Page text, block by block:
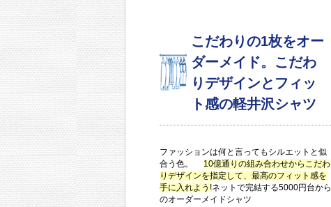
こだわりの1枚をオー
ダーメイド。こだわ
りデザインとフィッ
ト感の軽井沢シャツ
ファッションは何と言ってもシルエットと似
合う色。 10億通りの組み合わせからこだわ
りデザインを指定して、最高のフィット感を
手に入れよう!ネットで完結する5000円台から
のオーダーメイドシャツ